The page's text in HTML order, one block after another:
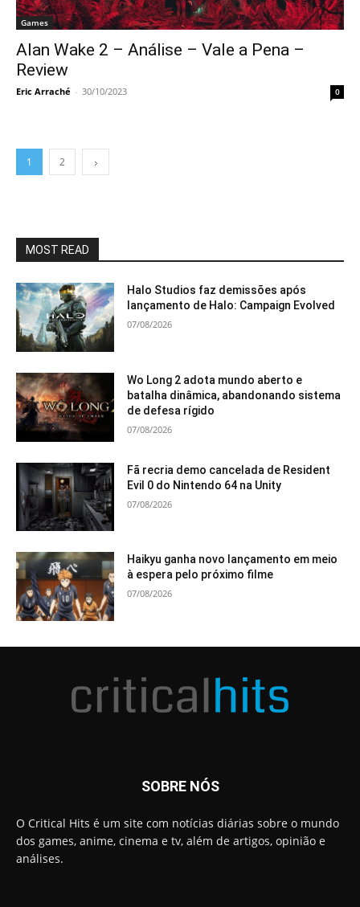
Games
Alan Wake 2 – Análise – Vale a Pena –
Review
Eric Arraché - 30/10/2023 0
1 2
MOST READ
Halo Studios faz demissões após
lançamento de Halo: Campaign Evolved
07/08/2026
Wo Long 2 adota mundo aberto e
batalha dinâmica, abandonando sistema
de defesa rígido
07/08/2026
Fã recria demo cancelada de Resident
Evil 0 do Nintendo 64 na Unity
07/08/2026
Haikyu ganha novo lançamento em meio
à espera pelo próximo filme
07/08/2026
SOBRE NÓS
O Critical Hits é um site com notícias diárias sobre o mundo
dos games, anime, cinema e tv, além de artigos, opinião e
análises.